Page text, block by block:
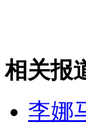
外交部：反对
外交部：有
相关报
李娜